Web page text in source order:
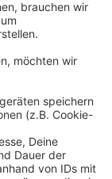
Armin
alle
sieht eine
vor. Alle
bei der